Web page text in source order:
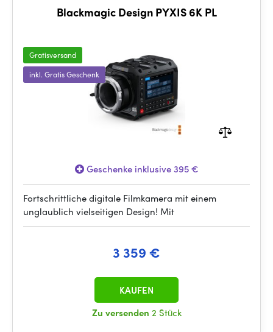
Blackmagic Design PYXIS 6K PL
Gratisversand
inkl. Gratis Geschenk
Geschenke inklusive 395 €
Fortschrittliche digitale Filmkamera mit einem
unglaublich vielseitigen Design! Mit
3 359 €
Zu versenden 2 Stück
KAUFEN